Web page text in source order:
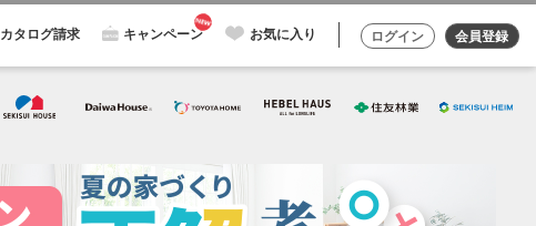
カタログ請求 キャンペーン お気に入り ログイン 会員登録